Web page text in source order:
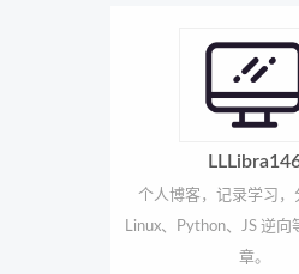
个人博客，记录学习，
Linux、Python、JS 逆向
章。